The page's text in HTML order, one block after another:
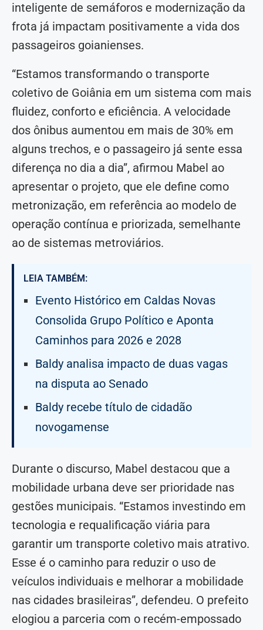
inteligente de semáforos e modernização da
frota já impactam positivamente a vida dos
passageiros goianienses.
“Estamos transformando o transporte
coletivo de Goiânia em um sistema com mais
fluidez, conforto e eficiência. A velocidade
dos ônibus aumentou em mais de 30% em
alguns trechos, e o passageiro já sente essa
diferença no dia a dia”, afirmou Mabel ao
apresentar o projeto, que ele define como
metronização, em referência ao modelo de
operação contínua e priorizada, semelhante
ao de sistemas metroviários.
LEIA TAMBÉM:
Evento Histórico em Caldas Novas
Consolida Grupo Político e Aponta
Caminhos para 2026 e 2028
Baldy analisa impacto de duas vagas
na disputa ao Senado
Baldy recebe título de cidadão
novogamense
Durante o discurso, Mabel destacou que a
mobilidade urbana deve ser prioridade nas
gestões municipais. “Estamos investindo em
tecnologia e requalificação viária para
garantir um transporte coletivo mais atrativo.
Esse é o caminho para reduzir o uso de
veículos individuais e melhorar a mobilidade
nas cidades brasileiras”, defendeu. O prefeito
elogiou a parceria com o recém-empossado